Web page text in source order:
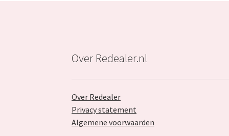
Over Redealer.nl
Over Redealer
Privacy statement
Algemene voorwaarden